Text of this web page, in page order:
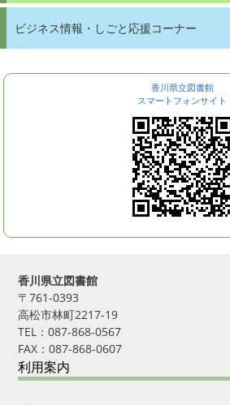
ビジネス情報・しごと応援コーナー
香川県立図書館
スマートフォンサイト
香川県立図書館
〒761-0393
高松市林町2217-19
TEL：087-868-0567
FAX：087-868-0607
利用案内